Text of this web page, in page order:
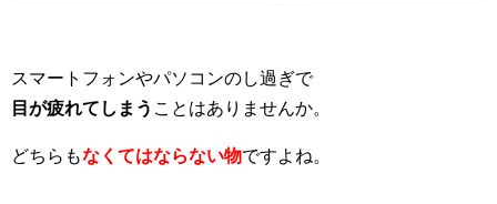
スマートフォンやパソコンのし過ぎで
目が疲れてしまう ことはありませんか。
どちらもなくてはならない物ですよね。